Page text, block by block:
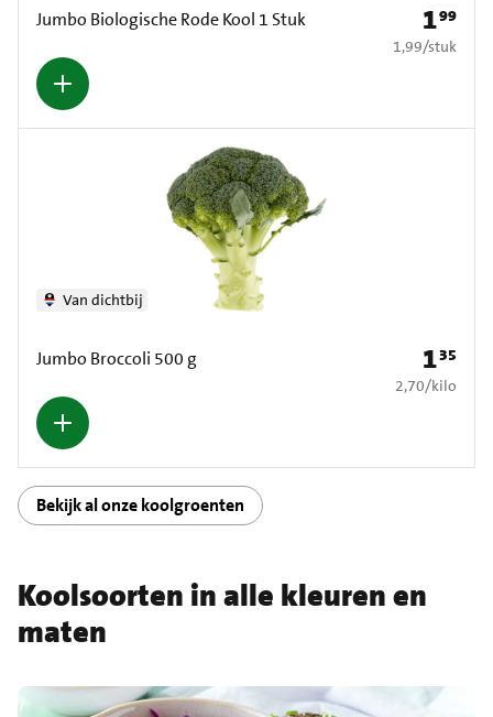
Jumbo Biologische Rode Kool 1 Stuk Prijs: €
199
€ 1,99 per stuk
1,99/stuk
Jumbo Broccoli 500 g
Van dichtbij
Prijs: €
135
€ 2,70 per kilo
2,70/kilo
Bekijk al onze koolgroenten
Koolsoorten in alle kleuren en
maten